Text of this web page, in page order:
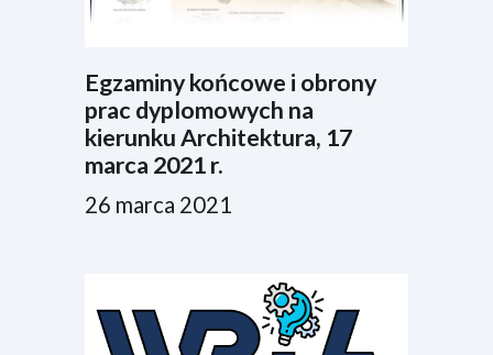
Egzaminy końcowe i obrony
prac dyplomowych na
kierunku Architektura, 17
marca 2021 r.
26 marca 2021